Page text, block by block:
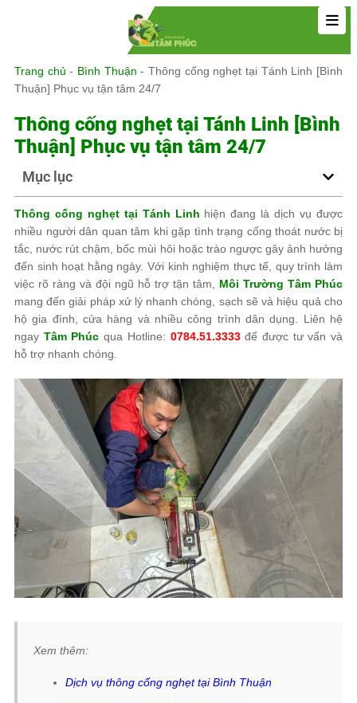
Trang chủ - Bình Thuận -Thông cống nghẹt tại Tánh Linh [Bình
Thuận] Phục vụ tận tâm 24/7
Thông cống nghẹt tại Tánh Linh [Bình
Thuận] Phục vụ tận tâm 24/7
Mục lục
Thông cống nghẹt tại Tánh Linh hiện đang là dịch vụ được
nhiều người dân quan tâm khi gặp tình trạng cống thoát nước bị
tắc, nước rút chậm, bốc mùi hôi hoặc trào ngược gây ảnh hưởng
đến sinh hoạt hằng ngày. Với kinh nghiệm thực tế, quy trình làm
việc rõ ràng và đội ngũ hỗ trợ tận tâm, Môi Trường Tâm Phúc
mang đến giải pháp xử lý nhanh chóng, sạch sẽ và hiệu quả cho
hộ gia đình, cửa hàng và nhiều công trình dân dụng. Liên hệ
ngay Tâm Phúc qua Hotline: 0784.51.3333để được tư vấn và
hỗ trợ nhanh chóng.
Xem thêm:
Dịch vụ thông cống nghẹt tại Bình Thuận